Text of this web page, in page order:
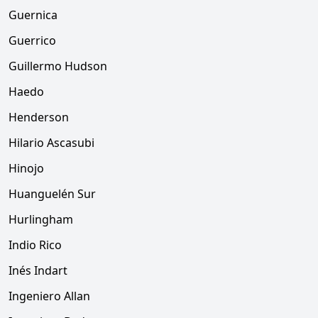
Guernica
Guerrico
Guillermo Hudson
Haedo
Henderson
Hilario Ascasubi
Hinojo
Huanguelén Sur
Hurlingham
Indio Rico
Inés Indart
Ingeniero Allan